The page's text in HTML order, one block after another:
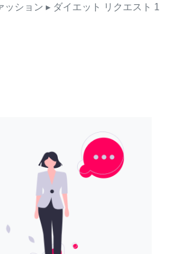
ッション ▸ ダイエット リクエスト 1